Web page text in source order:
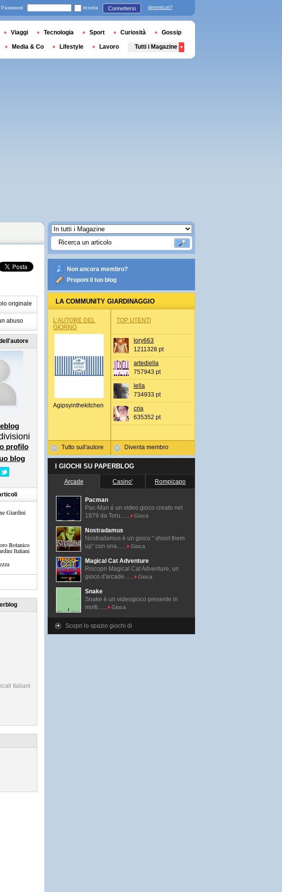
originale
abuso
profilo
blog
Giardini
Botanico
Italiani
Italiani
Non ancora membro?
Proponi il tuo blog
LA COMMUNITY GIARDINAGGIO
L'AUTORE DEL
GIORNO
Agipsyinthekitchen
Tutto sull'autore
TOP UTENTI
lory663
1211328 pt
artediella
757943 pt
lella
734933 pt
cria
635352 pt
Diventa membro
I GIOCHI SU PAPERBLOG
Arcade Casino' Rompicapo
Pacman
Pac-Man é un video gioco creato nel
1979 da Toru......
Gioca
Nostradamus
Nostradamus è un gioco " shoot them
up" con una......
Gioca
Magical Cat Adventure
Riscopri Magical Cat Adventure, un
gioco d'arcade......
Gioca
Snake
Snake è un videogioco presente in
molti......
Gioca
Scopri lo spazio giochi di
Password ricorda Connettersi dimenticati?
Viaggi Tecnologia Sport Curiosità Gossip
Media & Co Lifestyle Lavoro Tutti i Magazine